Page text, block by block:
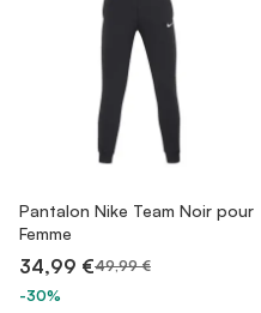
Pantalon Nike Team Noir pour
Femme
34,99 €49,99 €
-30%